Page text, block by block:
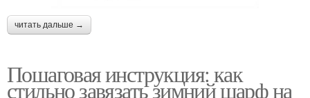
читать дальше →
Пошаговая инструкция: как
стильно завязать зимний шарф на